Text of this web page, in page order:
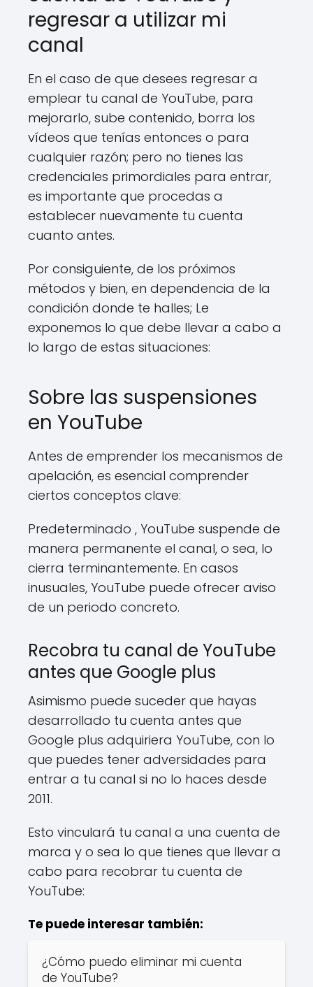
regresar a utilizar mi
canal
En el caso de que desees regresar a
emplear tu canal de YouTube, para
mejorarlo, sube contenido, borra los
vídeos que tenías entonces o para
cualquier razón; pero no tienes las
credenciales primordiales para entrar,
es importante que procedas a
establecer nuevamente tu cuenta
cuanto antes.
Por consiguiente, de los próximos
métodos y bien, en dependencia de la
condición donde te halles; Le
exponemos lo que debe llevar a cabo a
lo largo de estas situaciones:
Sobre las suspensiones
en YouTube
Antes de emprender los mecanismos de
apelación, es esencial comprender
ciertos conceptos clave:
Predeterminado , YouTube suspende de
manera permanente el canal, o sea, lo
cierra terminantemente. En casos
inusuales, YouTube puede ofrecer aviso
de un periodo concreto.
Recobra tu canal de YouTube
antes que Google plus
Asimismo puede suceder que hayas
desarrollado tu cuenta antes que
Google plus adquiriera YouTube, con lo
que puedes tener adversidades para
entrar a tu canal si no lo haces desde
2011.
Esto vinculará tu canal a una cuenta de
marca y o sea lo que tienes que llevar a
cabo para recobrar tu cuenta de
YouTube:
Te puede interesar también:
¿Cómo puedo eliminar mi cuenta
de YouTube?